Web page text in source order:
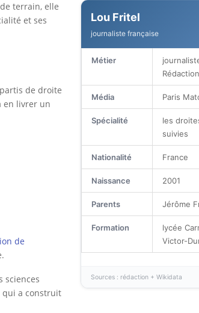
Lou Fritel
journaliste française
Métier
Rédaction
Média Paris
Spécialité
les
suivies
Nationalité France
Naissance 2001
Parents Jérôme
Formation
lycée
Victor-
Sources : rédaction + Wikidata
terrain, elle
et ses
de droite
en livrer un
de
sciences
qui a construit